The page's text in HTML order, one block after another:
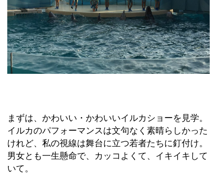
まずは、かわいい・かわいいイルカショーを見学。
イルカのパフォーマンスは文句なく素晴らしかった
けれど、私の視線は舞台に立つ若者たちに釘付け。
男女とも一生懸命で、カッコよくて、イキイキして
いて。